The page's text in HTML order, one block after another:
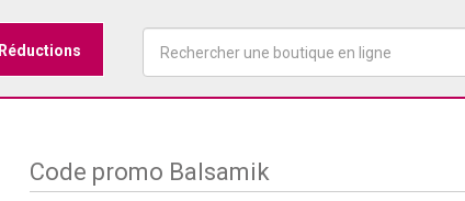
Réductions
Code promo Balsamik